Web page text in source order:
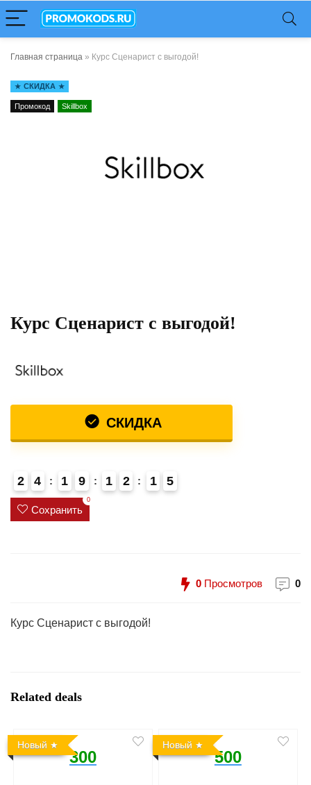
Главная страница » Курс Сценарист с выгодой!
СКИДКА
Промокод Skillbox
Курс Сценарист с выгодой!
СКИДКА
2 4 1 9 1 2 1
5
Сохранить
0
0 Просмотров 0
Курс Сценарист с выгодой!
Related deals
Новый
300
Новый
500